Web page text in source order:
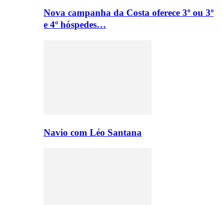
Nova campanha da Costa oferece 3º ou 3º
e 4º hóspedes…
Navio com Léo Santana